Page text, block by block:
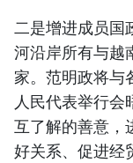
二是增进成员国
河沿岸所有与越
家。范明政将与
人民代表举行会
互了解的善意，
好关系、促进经